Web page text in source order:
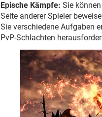
Epische Kämpfe: Sie
Seite anderer Spieler
Sie verschiedene Aufgaben
PvP-Schlachten